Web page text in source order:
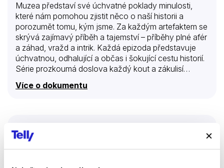
Muzea představí své úchvatné poklady minulosti,
které nám pomohou zjistit něco o naší historii a
porozumět tomu, kým jsme. Za každým artefaktem se
skrývá zajímavý příběh a tajemství – příběhy plné afér
a záhad, vražd a intrik. Každá epizoda představuje
úchvatnou, odhalující a občas i šokující cestu historií.
Série prozkoumá doslova každý kout a zákulisí
osoby – neviditelné špióny, chladnokrevné zabijáky,
Více o dokumentu
Megapole: Starověký svět odhalen
Dokumenty